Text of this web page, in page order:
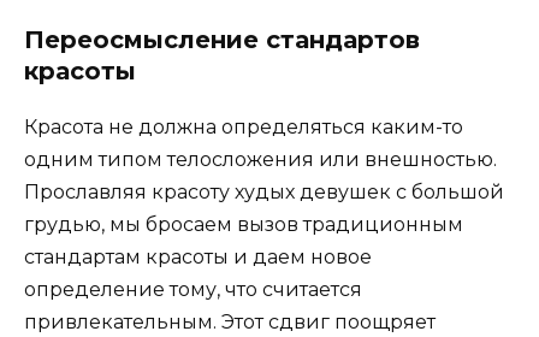
Переосмысление стандартов
красоты
Красота не должна определяться каким-то
одним типом телосложения или внешностью.
Прославляя красоту худых девушек с большой
грудью, мы бросаем вызов традиционным
стандартам красоты и даем новое
определение тому, что считается
привлекательным. Этот сдвиг поощряет